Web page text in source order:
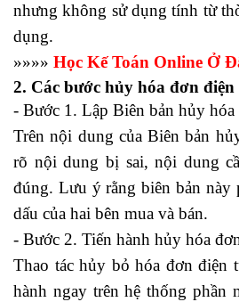
nhưng không sử dụng tính từ
dụng.
»»»» Học Kế Toán Online Ở
2. Các bước hủy hóa đơn điện
- Bước 1. Lập Biên bản hủy hóa
Trên nội dung của Biên bản
rõ nội dung bị sai, nội dung
đúng. Lưu ý rằng biên bản này
dấu của hai bên mua và bán.
- Bước 2. Tiến hành hủy hóa
Thao tác hủy bỏ hóa đơn điện
hành ngay trên hệ thống phần